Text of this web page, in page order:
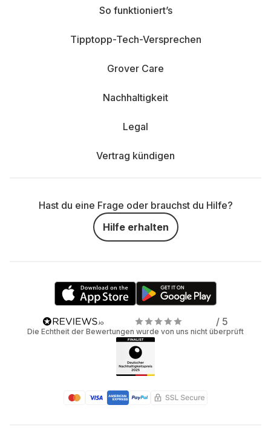
So funktioniert’s
Tipptopp-Tech-Versprechen
Grover Care
Nachhaltigkeit
Legal
Vertrag kündigen
Hast du eine Frage oder brauchst du Hilfe?
Hilfe erhalten
/ 5
Die Echtheit der Bewertungen wurde von uns nicht überprüft